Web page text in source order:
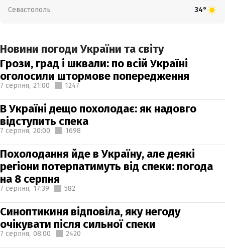
Севастополь 34°
Новини погоди України та світу
Грози, град і шквали: по всій Україні
оголосили штормове попередження
7 серпня, 21:00 1247
В Україні дещо похолодає: як надовго
відступить спека
7 серпня, 20:00 1698
Похолодання йде в Україну, але деякі
регіони потерпатимуть від спеки: погода
на 8 серпня
7 серпня, 17:39 582
Синоптикиня відповіла, яку негоду
очікувати після сильної спеки
7 серпня, 08:00 2420